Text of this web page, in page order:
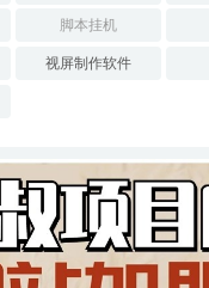
脚本挂机
视屏制作软件